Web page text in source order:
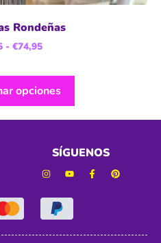
Rondeñas
- €74,95
opciones
SÍGUENOS